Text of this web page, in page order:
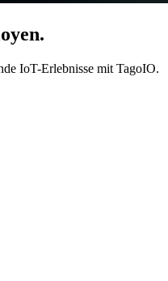
IoT-Erlebnisse mit TagoIO.